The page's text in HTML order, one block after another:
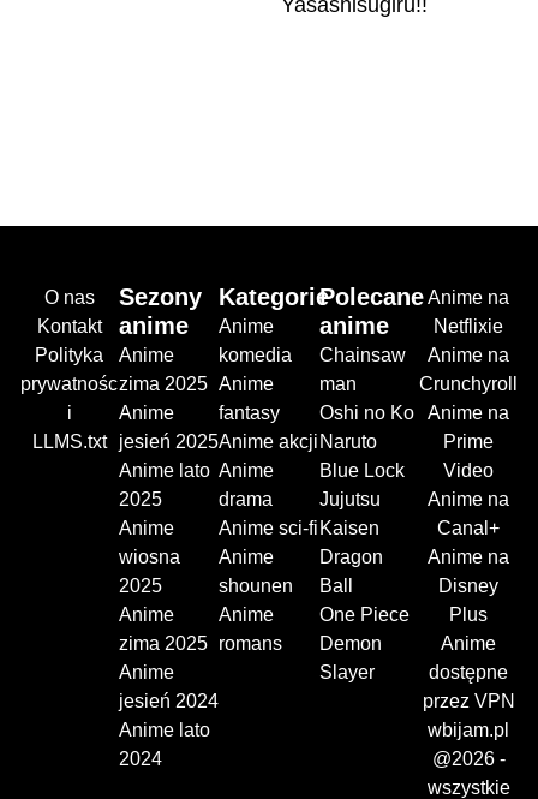
Yasashisugiru!!
O nas
Kontakt
Polityka
prywatnośc
i
LLMS.txt
Sezony
anime
Anime
zima 2025
Anime
jesień 2025
Anime lato
2025
Anime
wiosna
2025
Anime
zima 2025
Anime
jesień 2024
Anime lato
2024
Kategorie
Anime
komedia
Anime
fantasy
Anime akcji
Anime
drama
Anime sci-fi
Anime
shounen
Anime
romans
Polecane
anime
Chainsaw
man
Oshi no Ko
Naruto
Blue Lock
Jujutsu
Kaisen
Dragon
Ball
One Piece
Demon
Slayer
Anime na
Netflixie
Anime na
Crunchyroll
Anime na
Prime
Video
Anime na
Canal+
Anime na
Disney
Plus
Anime
dostępne
przez VPN
wbijam.pl
@2026 -
wszystkie